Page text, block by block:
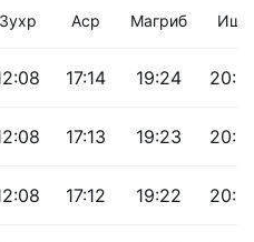
Зухр Аср Магриб Иша
17:14 19:24
17:13 19:23
17:12 19:22